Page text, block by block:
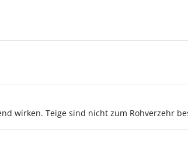
wirken. Teige sind nicht zum Rohverzehr